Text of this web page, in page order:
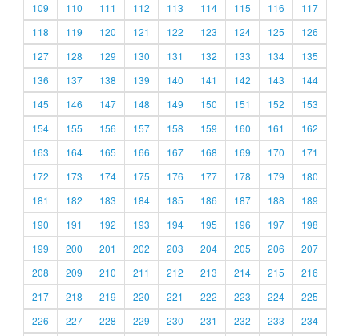
109
110 111 112 113 114 115 116
117
118
119 120 121 122 123 124 125
126
127
128 129 130 131 132 133 134
135
136
137 138 139 140 141 142 143
144
145
146 147 148 149 150 151 152
153
154
155 156 157 158 159 160 161
162
163
164 165 166 167 168 169 170
171
172
173 174 175 176 177 178 179
180
181
182 183 184 185 186 187 188
189
190
191 192 193 194 195 196 197
198
199
200 201 202 203 204 205 206
207
208
209 210 211 212 213 214 215
216
217
218 219 220 221 222 223 224
225
226
227 228 229 230 231 232 233
234